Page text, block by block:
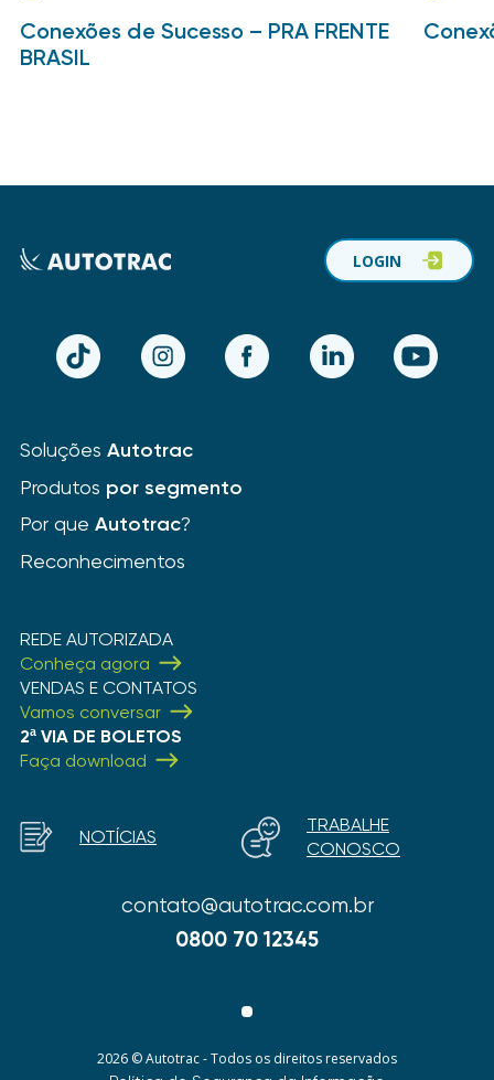
Conexões de Sucesso – PRA FRENTE
BRASIL
TikTok Instagram Facebook LinkedIn YouTube
LOGIN
Soluções Autotrac
Produtos por segmento
Por que Autotrac?
Reconhecimentos
REDE AUTORIZADA
Conheça agora
VENDAS E CONTATOS
Vamos conversar
2ª VIA DE BOLETOS
Faça download
contato@autotrac.com.br
0800 70 12345
NOTÍCIAS
TRABALHE
CONOSCO
2026 © Autotrac - Todos os direitos reservados